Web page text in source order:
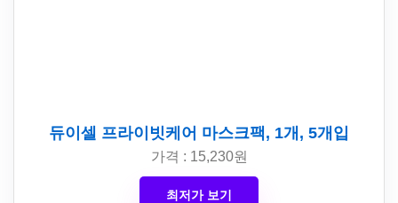
듀이셀 프라이빗케어 마스크팩, 1개, 5개입
가격 : 15,230원
최저가 보기